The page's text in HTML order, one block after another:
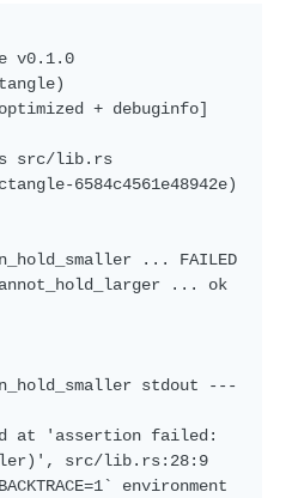
6584c4561e48942e)
... FAILED
... ok
stdout ---
at 'assertion failed:
src/lib.rs:28:9
environment